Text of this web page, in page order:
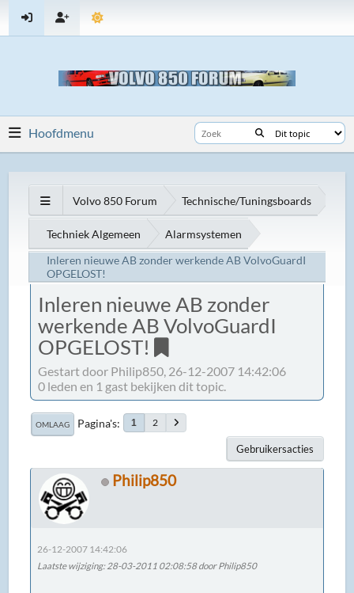
Hoofdmenu
Volvo 850 Forum Technische/Tuningsboards
Techniek Algemeen
Alarmsystemen
Inleren nieuwe AB zonder werkende AB VolvoGuardI
OPGELOST!
Inleren nieuwe AB zonder
werkende AB VolvoGuardI
OPGELOST!
Gestart door Philip850, 26-12-2007 14:42:06
0 leden en 1 gast bekijken dit topic.
OMLAAG Pagina's 1 2
Gebruikersacties
Philip850
26-12-2007 14:42:06
Laatste wijziging: 28-03-2011 02:08:58 door Philip850